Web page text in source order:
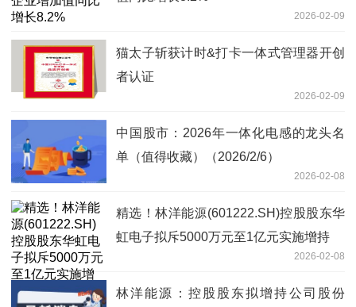
2026-02-09
猫太子斩获计时&打卡一体式管理器开创
者认证
2026-02-09
中国股市：2026年一体化电感的龙头名
单（值得收藏）（2026/2/6）
2026-02-08
精选！林洋能源(601222.SH)控股股东华
虹电子拟斥5000万元至1亿元实施增持
2026-02-08
林洋能源：控股股东拟增持公司股份